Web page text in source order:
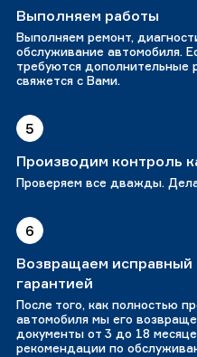
Выполняем работы
Выполняем ремонт,
обслуживание автомобиля.
требуются
свяжется с Вами.
5
Производим контроль
Проверяем все дважды.
6
Возвращаем исправный
гарантией
После того, как полностью
автомобиля мы его
документы от 3 до 18
рекомендации по